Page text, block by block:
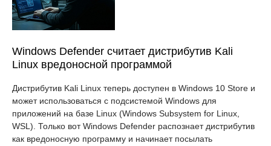
Windows Defender считает дистрибутив Kali
Linux вредоносной программой
Дистрибутив Kali Linux теперь доступен в Windows 10 Store и
может использоваться с подсистемой Windows для
приложений на базе Linux (Windows Subsystem for Linux,
WSL). Только вот Windows Defender распознает дистрибутив
как вредоносную программу и начинает посылать